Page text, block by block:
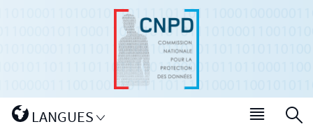
Changer
LANGUES
Menu